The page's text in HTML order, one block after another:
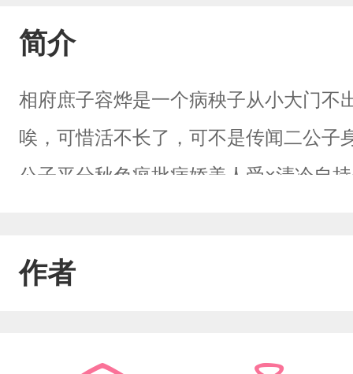
简介
相府庶子容烨是一个病秧子从小大门不
唉，可惜活不长了，可不是传闻二公子
公子平分秋色疯批病娇美人受×清冷自
作者